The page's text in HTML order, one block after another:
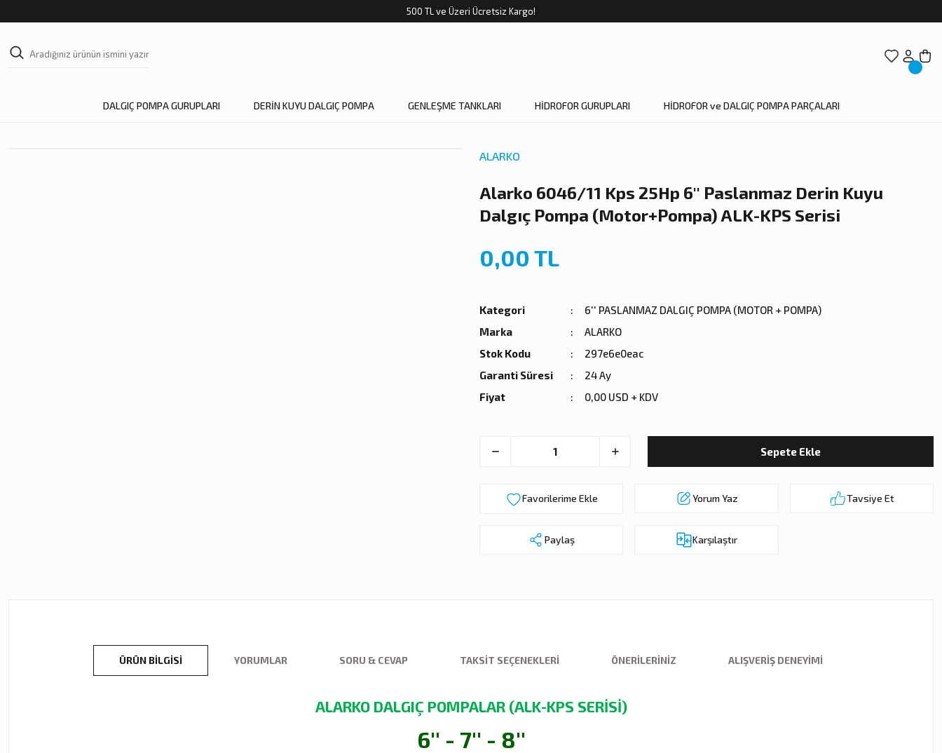
500 TL ve Üzeri Ücretsiz Kargo!
DALGIÇ POMPA GURUPLARI DERİN KUYU DALGIÇ POMPA GENLEŞME TANKLARI HİDROFOR GURUPLARI HİDROFOR ve DALGIÇ POMPA PARÇALARI
ALARKO
Alarko 6046/11 Kps 25Hp 6'' Paslanmaz Derin Kuyu
Dalgıç Pompa (Motor+Pompa) ALK-KPS Serisi
0,00 TL
Kategori
6'' PASLANMAZ DALGIÇ POMPA (MOTOR + POMPA)
Marka
ALARKO
Stok Kodu
297e6e0eac
Garanti Süresi
24 Ay
Fiyat
0,00 USD + KDV
Sepete Ekle
Yorum Yaz Tavsiye Et
Paylaş Karşılaştır
ÜRÜN BILGISI YORUMLAR SORU & CEVAP TAKSIT SEÇENEKLERI ÖNERILERINIZ ALIŞVERIŞ DENEYIMI
ALARKO DALGIÇ POMPALAR (ALK-KPS SERİSİ)
6'' - 7'' - 8''